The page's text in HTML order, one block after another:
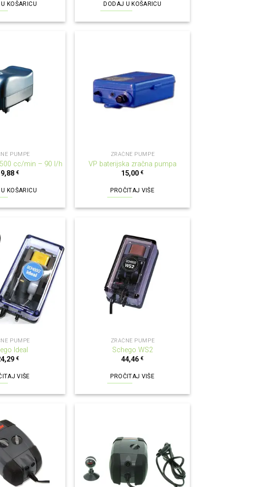
KOŠARICU DODAJ U KOŠARICU
PUMPE
cc/min – 90 l/h
€
KOŠARICU
NEMA NA ZALIHI
ZRAČNE PUMPE
VP baterijska zračna pumpa
15,00€
PROČITAJ VIŠE
ZALIHI
PUMPE
Ideal
€
VIŠE
NEMA NA ZALIHI
ZRAČNE PUMPE
Schego WS2
44,46€
PROČITAJ VIŠE
ZALIHI NEMA NA ZALIHI